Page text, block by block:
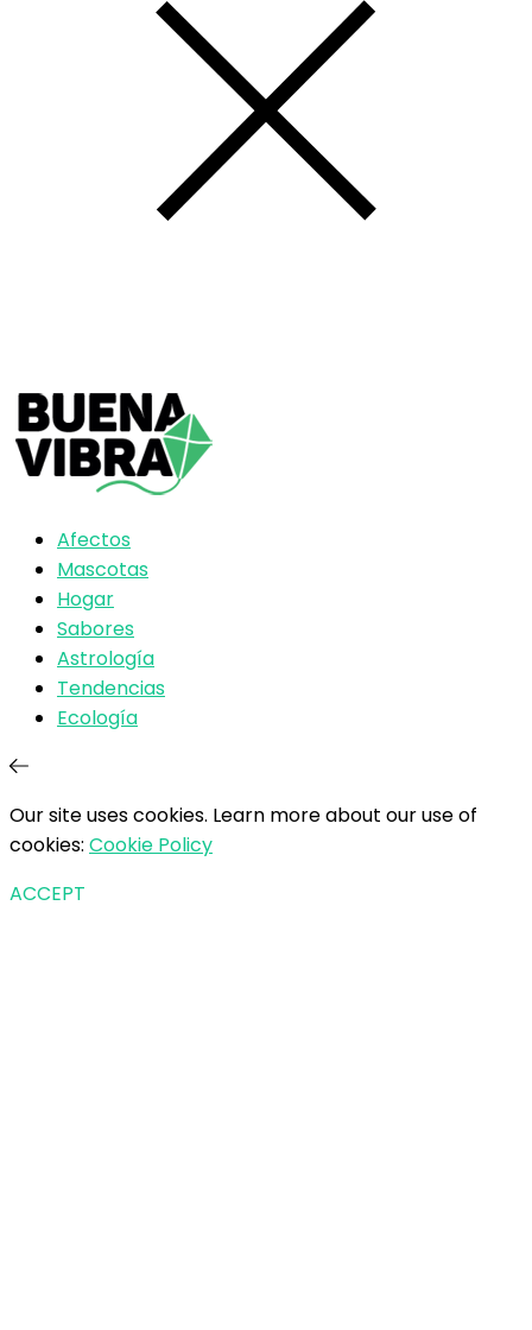
Afectos
Mascotas
Hogar
Sabores
Astrología
Tendencias
Ecología
Our site uses cookies. Learn more about our use of
cookies: Cookie Policy
ACCEPT